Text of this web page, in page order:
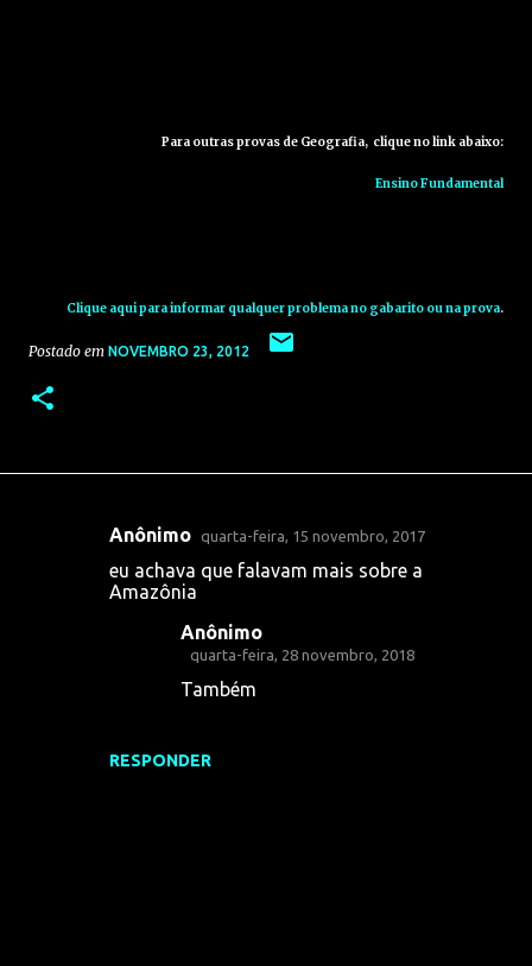
Para outras provas de Geografia, clique no link abaixo:
Ensino Fundamental
Clique aqui para informar qualquer problema no gabarito ou na prova.
Postado em NOVEMBRO 23, 2012
Anônimo quarta-feira, 15 novembro, 2017
eu achava que falavam mais sobre a
Amazônia
RESPONDER
Anônimo
quarta-feira, 28 novembro, 2018
Também